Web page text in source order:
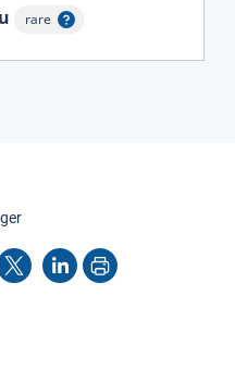
rare
Afficher l'infobulle
cette page
LinkedInImprimer